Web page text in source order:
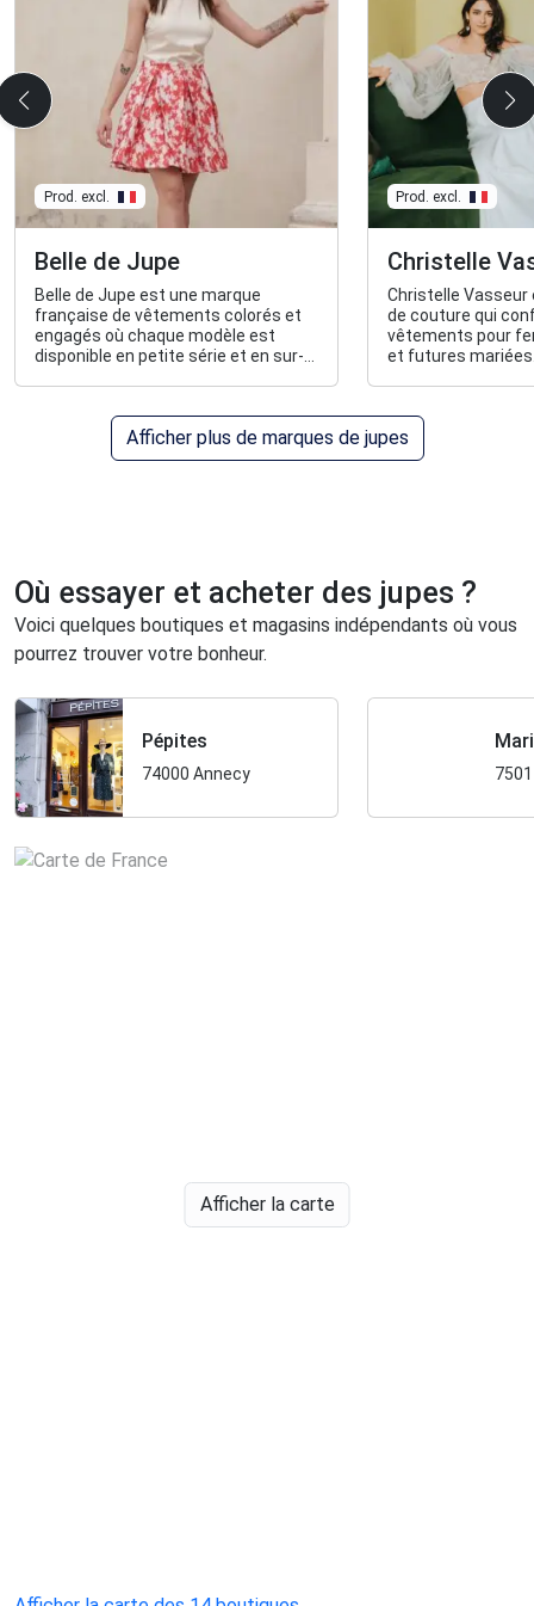
Prod. excl.
Belle de Jupe
Belle de Jupe est une marque
française de vêtements colorés et
engagés où chaque modèle est
disponible en petite série et en sur-
sélectionnés.
Prod. excl.
Christelle
Christelle Vasseur
de couture qui
vêtements pour
et futures
Afficher plus de marques de jupes
Afficher la carte
Où essayer et acheter des jupes ?
Voici quelques boutiques et magasins indépendants où vous
pourrez trouver votre bonheur.
Pépites
74000 Annecy